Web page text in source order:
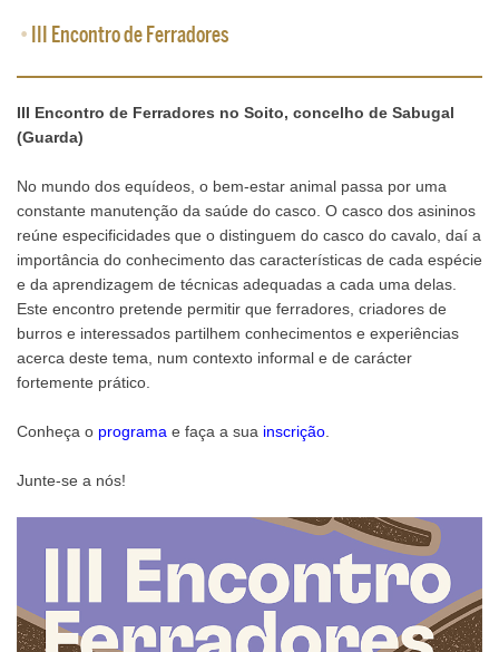
• III Encontro de Ferradores
III Encontro de Ferradores no Soito, concelho de Sabugal
(Guarda)
No mundo dos equídeos, o bem-estar animal passa por uma
constante manutenção da saúde do casco. O casco dos asininos
reúne especificidades que o distinguem do casco do cavalo, daí a
importância do conhecimento das características de cada espécie
e da aprendizagem de técnicas adequadas a cada uma delas.
Este encontro pretende permitir que ferradores, criadores de
burros e interessados partilhem conhecimentos e experiências
acerca deste tema, num contexto informal e de carácter
fortemente prático.
Conheça o programa e faça a sua inscrição
Junte-se a nós!